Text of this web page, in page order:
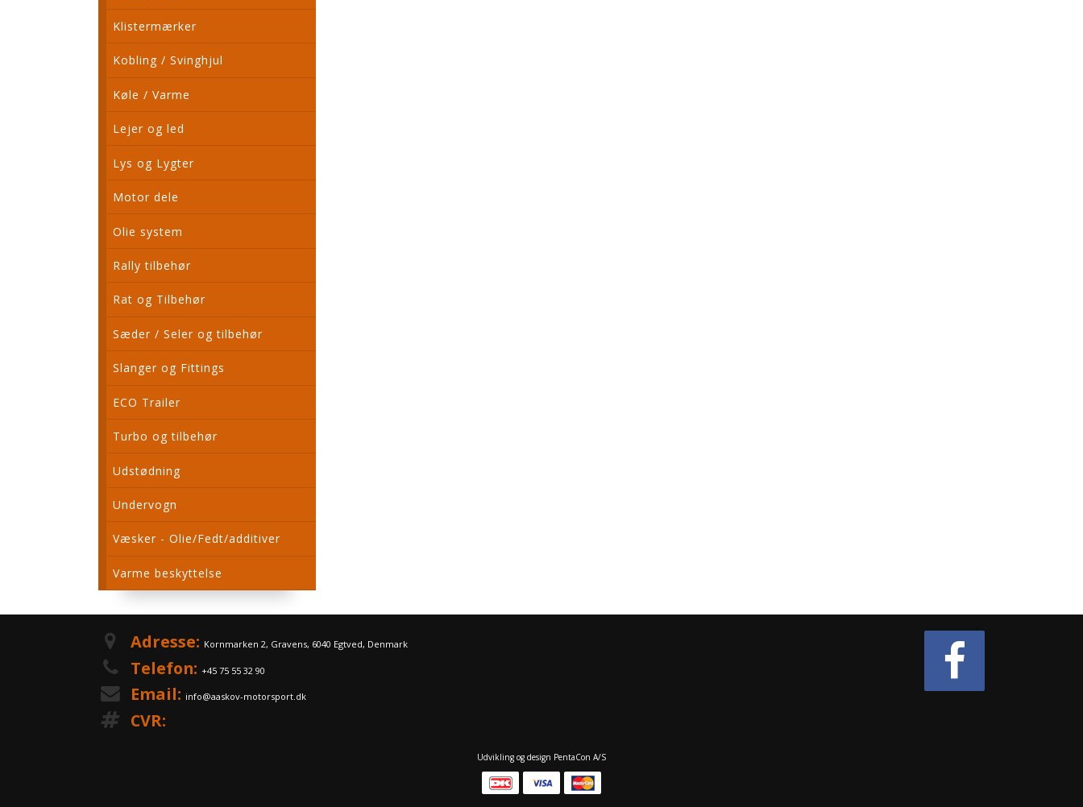
Klistermærker
Kobling / Svinghjul
Køle / Varme
Lejer og led
Lys og Lygter
Motor dele
Olie system
Rally tilbehør
Rat og Tilbehør
Sæder / Seler og tilbehør
Slanger og Fittings
ECO Trailer
Turbo og tilbehør
Udstødning
Undervogn
Væsker - Olie/Fedt/additiver
Varme beskyttelse
Adresse: Kornmarken 2, Gravens, 6040 Egtved, Denmark
Telefon: +45 75 55 32 90
Email: info@aaskov-motorsport.dk
CVR:
Udvikling og design PentaCon A/S